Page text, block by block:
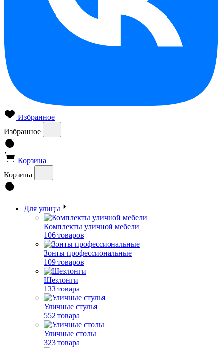
Избранное
Избранное
Корзина
Корзина
Для улицы
Комплекты уличной мебели
106 товаров
Зонты профессиональные
109 товаров
Шезлонги
133 товара
Уличные стулья
552 товара
Уличные столы
323 товара